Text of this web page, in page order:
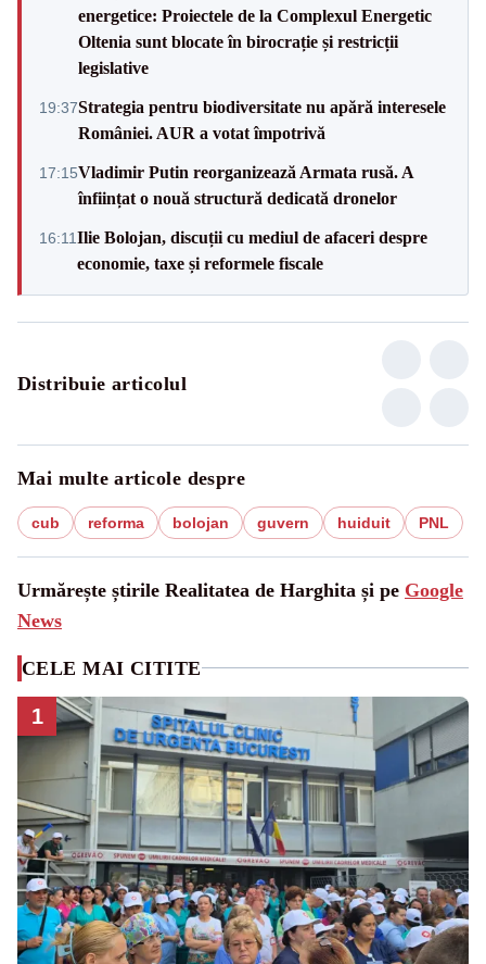
energetice: Proiectele de la Complexul Energetic
Oltenia sunt blocate în birocrație și restricții
legislative
19:37Strategia pentru biodiversitate nu apără interesele
României. AUR a votat împotrivă
17:15Vladimir Putin reorganizează Armata rusă. A
înființat o nouă structură dedicată dronelor
16:11Ilie Bolojan, discuții cu mediul de afaceri despre
economie, taxe și reformele fiscale
Distribuie articolul
Mai multe articole despre
cub reforma bolojan guvern huiduit PNL
Urmărește știrile Realitatea de Harghita și pe Google
News
CELE MAI CITITE
1